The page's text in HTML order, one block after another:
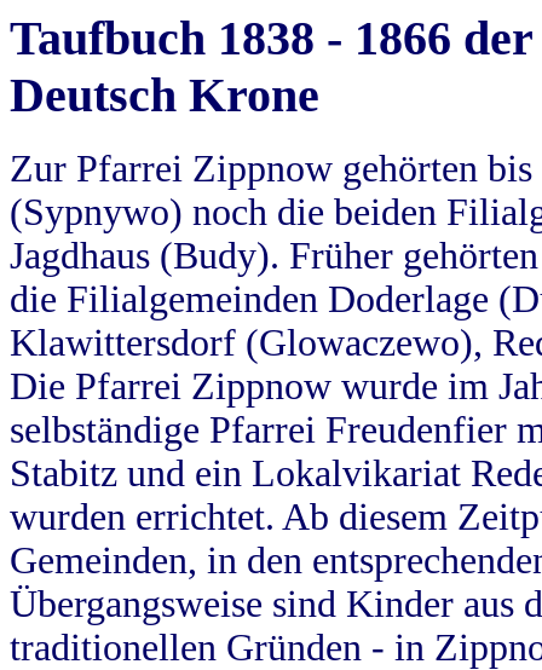
Taufbuch 1838 - 1866
Deutsch Krone
Zur Pfarrei Zippnow gehörten
(Sypnywo) noch die beiden
Jagdhaus (Budy). Früher
die Filialgemeinden Doderlage
Klawittersdorf (Glowaczewo),
Die Pfarrei Zippnow wurde im
selbständige Pfarrei Freudenfier
Stabitz und ein Lokalvikariat
wurden errichtet. Ab diesem
Gemeinden, in den
Übergangsweise sind Kinder aus
traditionellen Gründen - in